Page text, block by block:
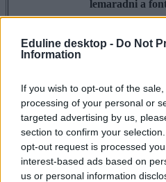
Eduline desktop - Do Not
Information
If you wish to opt-out of the
processing of your personal or
targeted advertising by us,
section to confirm your
opt-out request is processed
interest-based ads based on
us or personal information
lemaradni a